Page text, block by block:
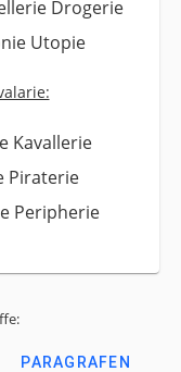
Drogerie
Utopie
Kavallerie
Piraterie
Peripherie
PARAGRAFEN